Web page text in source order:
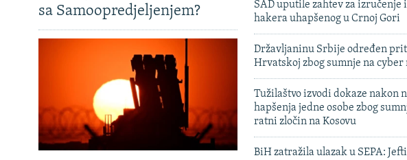
sa Samoopredjeljenjem?
SAD uputile zahtev za izručenje
hakera uhapšenog u Crnoj Gori
Državljaninu Srbije određen
Hrvatskoj zbog sumnje na cyber
Tužilaštvo izvodi dokaze nakon
hapšenja jedne osobe zbog
ratni zločin na Kosovu
BiH zatražila ulazak u SEPA: